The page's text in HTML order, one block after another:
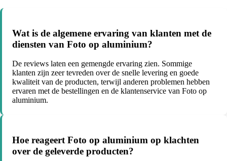
Wat is de algemene ervaring van klanten met de
diensten van Foto op aluminium?
De reviews laten een gemengde ervaring zien. Sommige
klanten zijn zeer tevreden over de snelle levering en goede
kwaliteit van de producten, terwijl anderen problemen hebben
ervaren met de bestellingen en de klantenservice van Foto op
aluminium.
Hoe reageert Foto op aluminium op klachten
over de geleverde producten?